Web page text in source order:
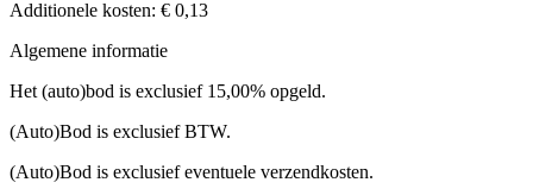
Additionele kosten: € 0,13
Algemene informatie
Het (auto)bod is exclusief 15,00% opgeld.
(Auto)Bod is exclusief BTW.
(Auto)Bod is exclusief eventuele verzendkosten.